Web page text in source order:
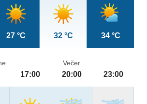
27 °C 32 °C 34 °C
17:00
Večer
20:00 23:00